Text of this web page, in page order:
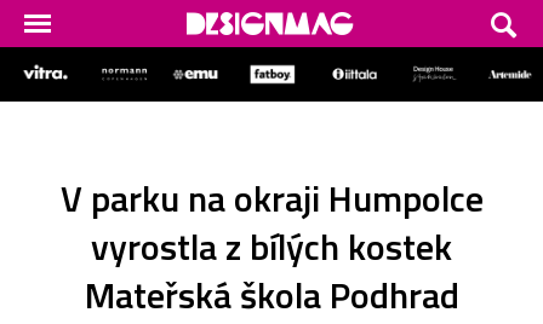
V parku na okraji Humpolce
vyrostla z bílých kostek
Mateřská škola Podhrad